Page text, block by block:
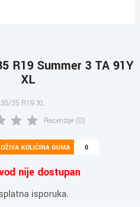
R19 Summer 3 TA 91Y
XL
35 R19 XL
Recenzije (0)
KOLIČINA GUMA 0
nije dostupan
isporuka.